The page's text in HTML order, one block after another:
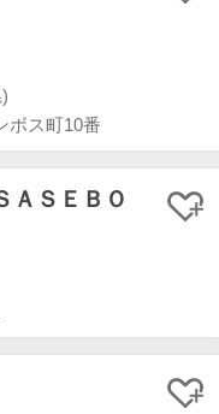
ボス町10番
ＳＥＢＯ